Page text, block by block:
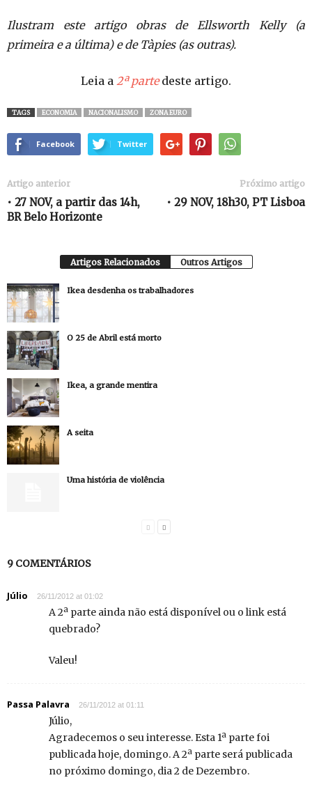
Ilustram este artigo obras de Ellsworth Kelly (a
primeira e a última) e de Tàpies (as outras).
Leia a 2ª partedeste artigo.
TAGS ECONOMIA NACIONALISMO ZONA EURO
Facebook Twitter
Artigo anterior
• 27 NOV, a partir das 14h,
BR Belo Horizonte
Próximo artigo
• 29 NOV, 18h30, PT Lisboa
Artigos Relacionados Outros Artigos
Ikea desdenha os trabalhadores
O 25 de Abril está morto
Ikea, a grande mentira
A seita
Uma história de violência
9 COMENTÁRIOS
Júlio 26/11/2012 at 01:02
A 2ª parte ainda não está disponível ou o link está
quebrado?
Valeu!
Passa Palavra 26/11/2012 at 01:11
Júlio,
Agradecemos o seu interesse. Esta 1ª parte foi
publicada hoje, domingo. A 2ª parte será publicada
no próximo domingo, dia 2 de Dezembro.